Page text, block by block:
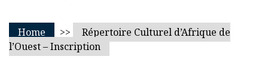
Home >>
Répertoire Culturel d’Afrique de
l’Ouest – Inscription